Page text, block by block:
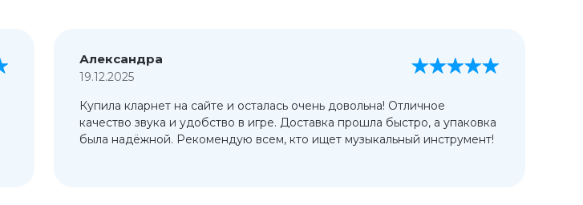
Александра
19.12.2025
Купила кларнет на сайте и осталась очень довольна! Отличное
качество звука и удобство в игре. Доставка прошла быстро, а упаковка
была надёжной. Рекомендую всем, кто ищет музыкальный инструмент!